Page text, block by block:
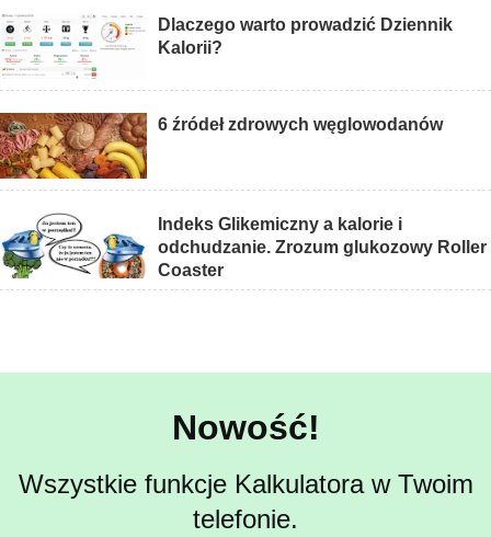
Dlaczego warto prowadzić Dziennik
Kalorii?
6 źródeł zdrowych węglowodanów
Indeks Glikemiczny a kalorie i
odchudzanie. Zrozum glukozowy Roller
Coaster
Nowość!
Wszystkie funkcje Kalkulatora w Twoim
telefonie.